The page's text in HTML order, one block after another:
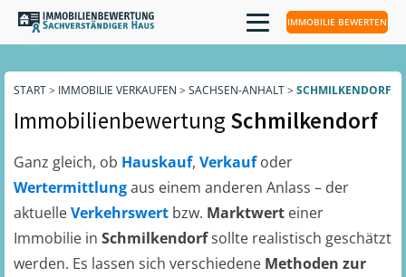
IMMOBILIE BEWERTEN
START> IMMOBILIE VERKAUFEN > SACHSEN-ANHALT> SCHMILKENDORF
ImmobilienbewertungSchmilkendorf
Ganz gleich, ob Hauskauf, Verkaufoder
Wertermittlungaus einem anderen Anlass – der
aktuelleVerkehrswert bzw. Marktwert einer
Immobilie in Schmilkendorfsollte realistisch geschätzt
werden. Es lassen sich verschiedene Methoden zur